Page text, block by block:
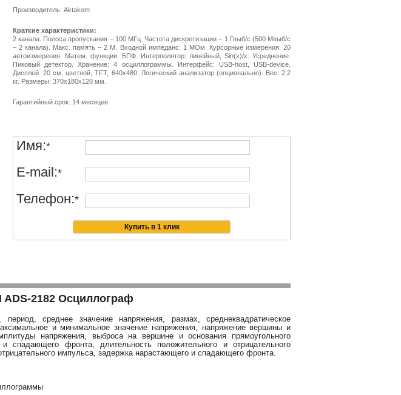
Производитель: Aktakom
Краткие характеристики:
2 канала. Полоса пропускания – 100 МГц. Частота дискретизации – 1 Гвыб/с (500 Мвыб/с
– 2 канала). Макс. память – 2 М. Входной импеданс: 1 МОм. Курсорные измерения. 20
автоизмерения. Матем. функции. БПФ. Интерполятор: линейный, Sin(x)/x. Усреднение.
Пиковый детектор. Хранение: 4 осциллограммы. Интерфейс: USB-host, USB-device.
Дисплей: 20 см, цветной, TFT, 640х480. Логический анализатор (опционально). Вес: 2,2
кг. Размеры: 370x180x120 мм.
Гарантийный срок: 14 месяцев
Имя:*
E-mail:*
Телефон:*
ADS-2182 Осциллограф
период, среднее значение напряжения, размах, среднеквадратическое
и минимальное значение напряжения, напряжение вершины и
напряжения, выброса на вершине и основания прямоугольного
спадающего фронта, длительность положительного и отрицательного
импульса, задержка нарастающего и спадающего фронта.